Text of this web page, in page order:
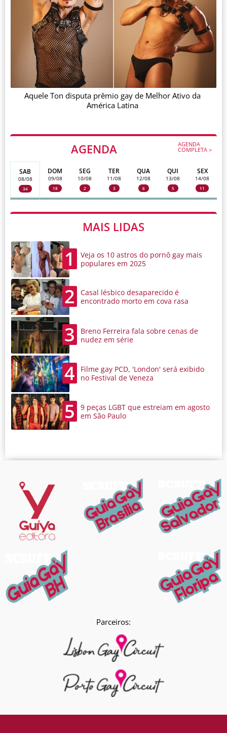
AGENDA AGENDA
COMPLETA >
SAB
08/08
34
DOM
09/08
18
SEG
10/08
2
TER
11/08
3
QUA
12/08
6
QUI
13/08
5
SEX
14/08
11
MAIS LIDAS
1
Veja os 10 astros do pornô gay mais
populares em 2025
2
Casal lésbico desaparecido é
encontrado morto em cova rasa
3
Breno Ferreira fala sobre cenas de
nudez em série
4
Filme gay PCD, 'London' será exibido
no Festival de Veneza
5
9 peças LGBT que estreiam em agosto
em São Paulo
Aquele Ton disputa prêmio gay de Melhor Ativo da
América Latina
Parceiros: